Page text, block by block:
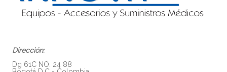
Dirección:
Dg 61C NO. 24 88